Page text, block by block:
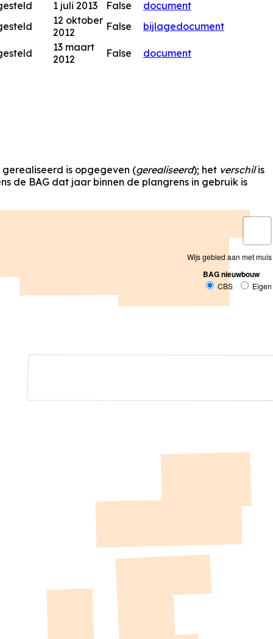
1 juli 2013 False
document
12 oktober
2012
False bijlagedocument
13 maart
2012
False document
is opgegeven (gerealiseerd); het verschilis
de BAG dat jaar binnen de plangrens in gebruik is
Wijs gebied aan met muis
BAG nieuwbouw
CBS Eigen